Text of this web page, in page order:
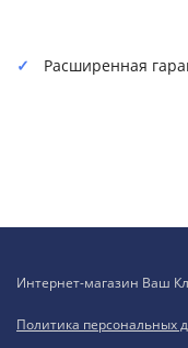
Расширенная
Интернет-магазин Ваш
Политика персональных